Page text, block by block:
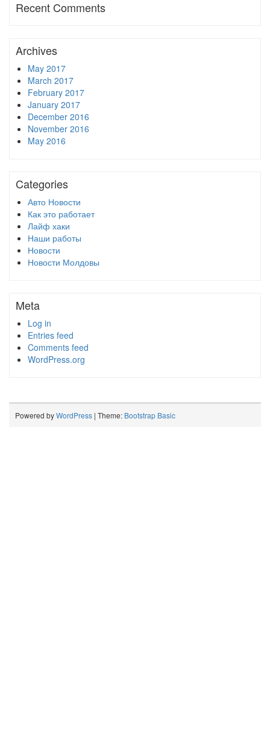
Recent Comments
Archives
May 2017
March 2017
February 2017
January 2017
December 2016
November 2016
May 2016
Categories
Авто Новости
Как это работает
Лайф хаки
Наши работы
Новости
Новости Молдовы
Meta
Log in
Entries feed
Comments feed
WordPress.org
Powered byWordPress | Theme: Bootstrap Basic